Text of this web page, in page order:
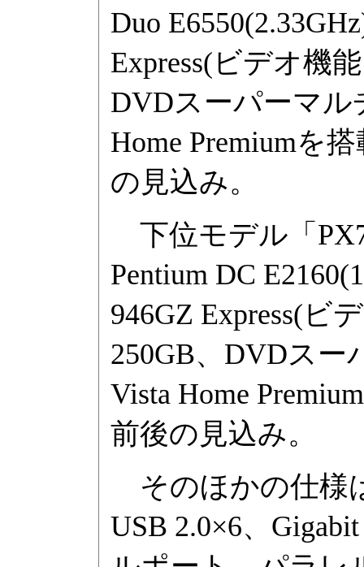
Duo
Express(ビデオ機
DVDスーパーマル
Home Premiumを
の見込み。
下位モデル「
Pentium DC
946GZ Express(ビ
250GB、DVDスー
Vista Home
前後の見込み。
そのほかの仕様
USB 2.0×6、